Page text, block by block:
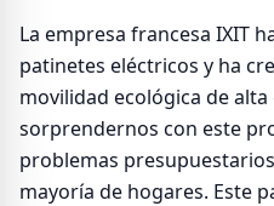
La empresa francesa IXIT
patinetes eléctricos y ha
movilidad ecológica de
sorprendernos con este
problemas
mayoría de hogares. Este